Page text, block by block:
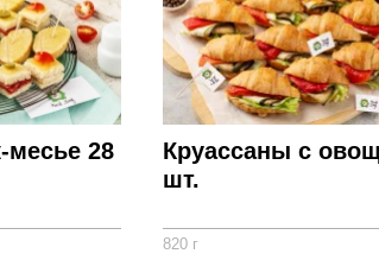
месье 28
Круассаны с
шт.
820 г